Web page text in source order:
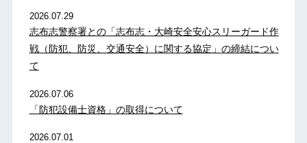
2026.07.29
志布志警察署との「志布志・大崎安全安心スリーガード作
戦（防犯、防災、交通安全）に関する協定」の締結につい
て
2026.07.06
「防犯設備士資格」の取得について
2026.07.01